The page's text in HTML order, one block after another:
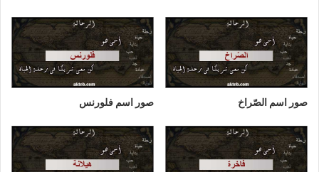
صور اسم الصّراخ صور اسم فلورنس